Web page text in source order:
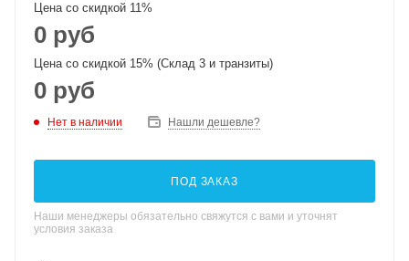
Цена со скидкой 11%
0 руб
Цена со скидкой 15% (Склад 3 и транзиты)
0 руб
Нет в наличии Нашли дешевле?
ПОД ЗАКАЗ
Наши менеджеры обязательно свяжутся с вами и уточнят
условия заказа